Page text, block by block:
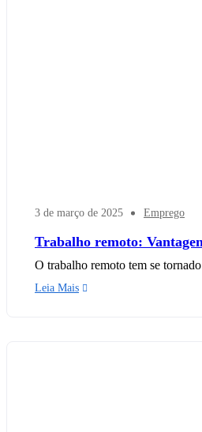
3 de março de 2025 Emprego
Trabalho remoto:
O trabalho remoto tem se
Leia Mais